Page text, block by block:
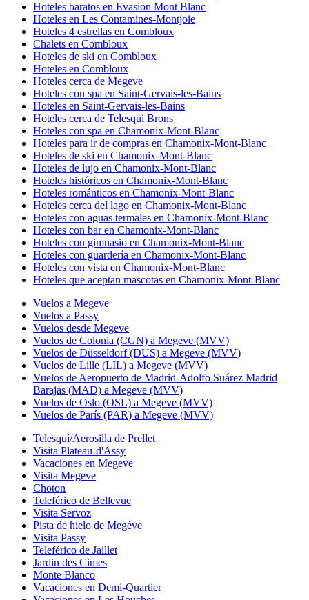
Hoteles baratos en Evasion Mont Blanc
Hoteles en Les Contamines-Montjoie
Hoteles 4 estrellas en Combloux
Chalets en Combloux
Hoteles de ski en Combloux
Hoteles en Combloux
Hoteles cerca de Megeve
Hoteles con spa en Saint-Gervais-les-Bains
Hoteles en Saint-Gervais-les-Bains
Hoteles cerca de Telesquí Brons
Hoteles con spa en Chamonix-Mont-Blanc
Hoteles para ir de compras en Chamonix-Mont-Blanc
Hoteles de ski en Chamonix-Mont-Blanc
Hoteles de lujo en Chamonix-Mont-Blanc
Hoteles históricos en Chamonix-Mont-Blanc
Hoteles románticos en Chamonix-Mont-Blanc
Hoteles cerca del lago en Chamonix-Mont-Blanc
Hoteles con aguas termales en Chamonix-Mont-Blanc
Hoteles con bar en Chamonix-Mont-Blanc
Hoteles con gimnasio en Chamonix-Mont-Blanc
Hoteles con guardería en Chamonix-Mont-Blanc
Hoteles con vista en Chamonix-Mont-Blanc
Hoteles que aceptan mascotas en Chamonix-Mont-Blanc
Vuelos a Megeve
Vuelos a Passy
Vuelos desde Megeve
Vuelos de Colonia (CGN) a Megeve (MVV)
Vuelos de Düsseldorf (DUS) a Megeve (MVV)
Vuelos de Lille (LIL) a Megeve (MVV)
Vuelos de Aeropuerto de Madrid-Adolfo Suárez Madrid
Barajas (MAD) a Megeve (MVV)
Vuelos de Oslo (OSL) a Megeve (MVV)
Vuelos de París (PAR) a Megeve (MVV)
Telesquí/Aerosilla de Prellet
Visita Plateau-d'Assy
Vacaciones en Megeve
Visita Megeve
Choton
Teleférico de Bellevue
Visita Servoz
Pista de hielo de Megève
Visita Passy
Teleférico de Jaillet
Jardin des Cimes
Monte Blanco
Vacaciones en Demi-Quartier